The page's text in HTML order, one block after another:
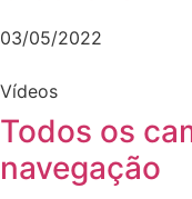
03/05/2022
Vídeos
Todos os
navegação